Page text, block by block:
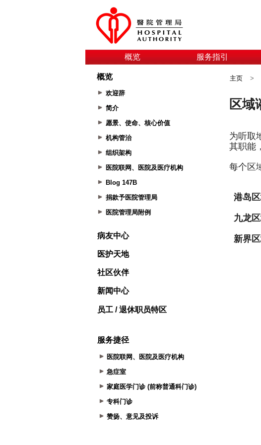
概览 服务指引
概览
欢迎辞
简介
愿景、使命、核心价值
机构管治
组织架构
医院联网、医院及医疗机构
Blog 147B
捐款予医院管理局
医院管理局附例
病友中心
医护天地
社区伙伴
新闻中心
员工 / 退休职员特区
服务捷径
医院联网、医院及医疗机构
急症室
家庭医学门诊 (前称普通科门诊)
专科门诊
赞扬、意见及投诉
主页 >